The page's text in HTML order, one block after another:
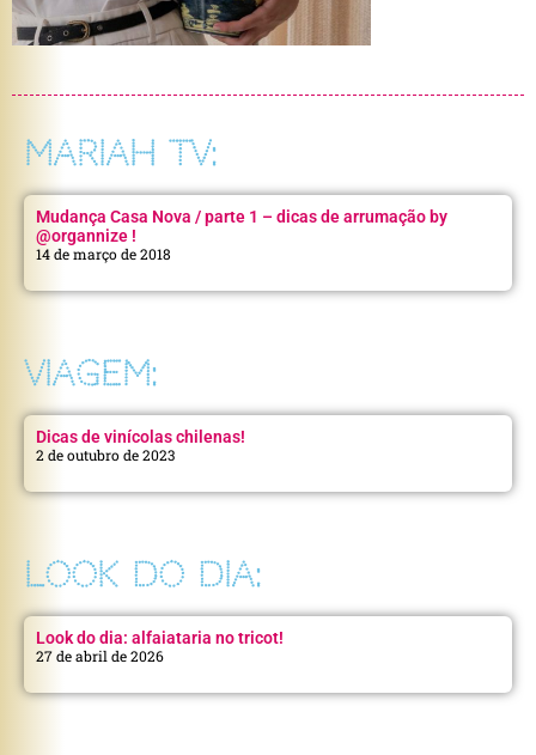
MARIAH TV:
Mudança Casa Nova / parte 1 – dicas de arrumação by
@organnize !
14 de março de 2018
VIAGEM:
Dicas de vinícolas chilenas!
2 de outubro de 2023
LOOK DO DIA:
Look do dia: alfaiataria no tricot!
27 de abril de 2026